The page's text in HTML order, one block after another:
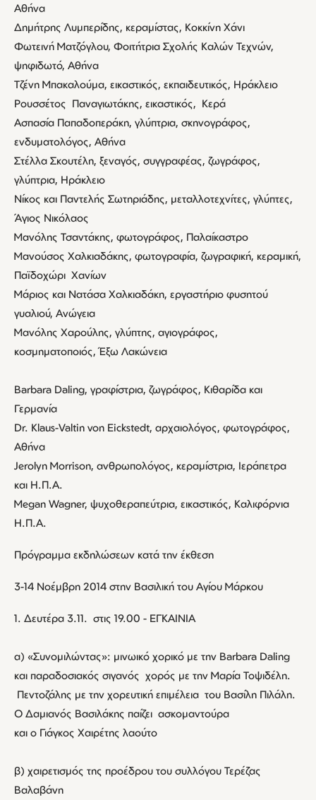
Αθήνα
Δημήτρης Λυμπερίδης, κεραμίστας, Κοκκίνη Χάνι
Φωτεινή Ματζόγλου, Φοιτήτρια Σχολής Καλών Τεχνών,
ψηφιδωτό, Αθήνα
Τζένη Μπακαλούμα, εικαστικός, εκπαιδευτικός, Ηράκλειο
Ρουσσέτος Παναγιωτάκης, εικαστικός, Κερά
Ασπασία Παπαδοπεράκη, γλύπτρια, σκηνογράφος,
ενδυματολόγος, Αθήνα
Στέλλα Σκουτέλη, ξεναγός, συγγραφέας, ζωγράφος,
γλύπτρια, Ηράκλειο
Νίκος και Παντελής Σωτηριάδης, μεταλλοτεχνίτες, γλύπτες,
Άγιος Νικόλαος
Μανόλης Τσαντάκης, φωτογράφος, Παλαίκαστρο
Μανούσος Χαλκιαδάκης, φωτογραφία, ζωγραφική, κεραμική,
Παϊδοχώρι Χανίων
Μάριος και Νατάσα Χαλκιαδάκη, εργαστήριο φυσητού
γυαλιού, Ανώγεια
Μανόλης Χαρούλης, γλύπτης, αγιογράφος,
κοσμηματοποιός, Έξω Λακώνεια
Barbara Daling, γραφίστρια, ζωγράφος, Κιθαρίδα και
Γερμανία
Dr. Klaus-Valtin von Eickstedt, αρχαιολόγος, φωτογράφος,
Αθήνα
Jerolyn Morrison, ανθρωπολόγος, κεραμίστρια, Ιεράπετρα
και Η.Π.Α.
Megan Wagner, ψυχοθεραπεύτρια, εικαστικός, Καλιφόρνια
Η.Π.Α.
Πρόγραμμα εκδηλώσεων κατά την έκθεση
3-14 Νοέμβρη 2014 στην Βασιλική του Αγίου Μάρκου
1. Δευτέρα 3.11. στις 19.00 - ΕΓΚΑΙΝΙΑ
α) «Συνομιλώντας»: μινωικό χορικό με την Barbara Daling
και παραδοσιακός σιγανός χορός με την Μαρία Τοψιδέλη.
Πεντοζάλης με την χορευτική επιμέλεια του Βασίλη Πιλάλη.
Ο Δαμιανός Βασιλάκης παίζει ασκομαντούρα
και ο Γιάγκος Χαιρέτης λαούτο
β) χαιρετισμός της προέδρου του συλλόγου Τερέζας
Βαλαβάνη